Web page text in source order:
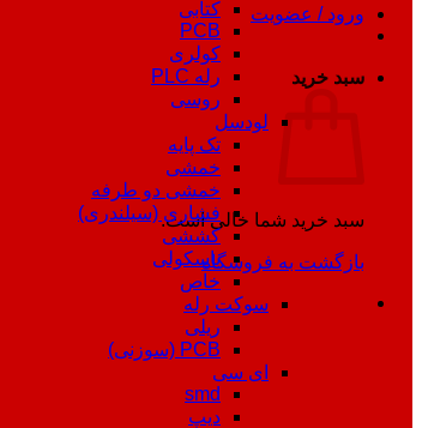
ورود / عضویت
سبد خرید
سبد خرید شما خالی است.
بازگشت به فروشگاه
کتابی
PCB
کولری
رله PLC
روسی
لودسل
تک پایه
خمشی
خمشی دو طرفه
فشاری (سیلندری)
کششی
باسکولی
خاص
سوکت رله
ریلی
PCB (سوزنی)
ای سی
smd
دیپ